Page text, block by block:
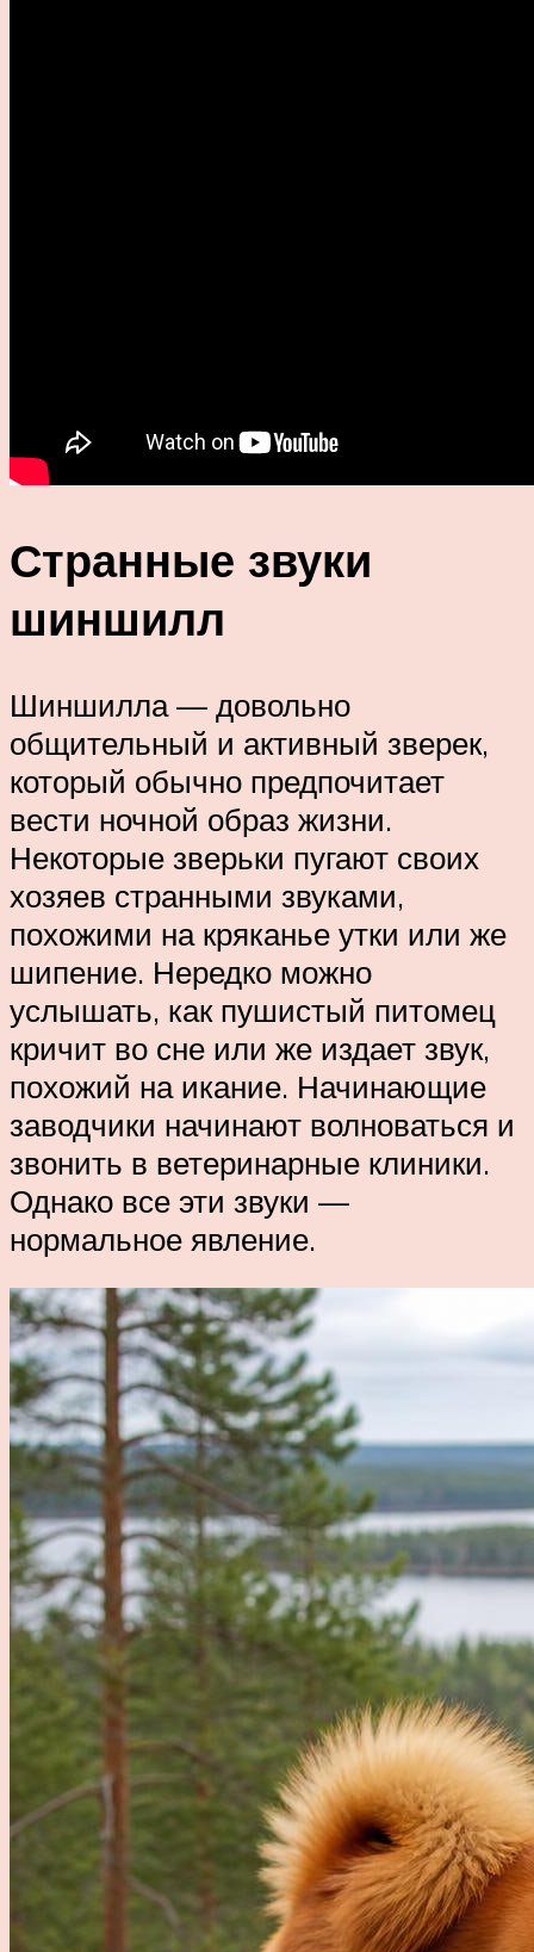
Странные звуки
шиншилл
Шиншилла — довольно
общительный и активный зверек,
который обычно предпочитает
вести ночной образ жизни.
Некоторые зверьки пугают своих
хозяев странными звуками,
похожими на кряканье утки или же
шипение. Нередко можно
услышать, как пушистый питомец
кричит во сне или же издает звук,
похожий на икание. Начинающие
заводчики начинают волноваться и
звонить в ветеринарные клиники.
Однако все эти звуки —
нормальное явление.